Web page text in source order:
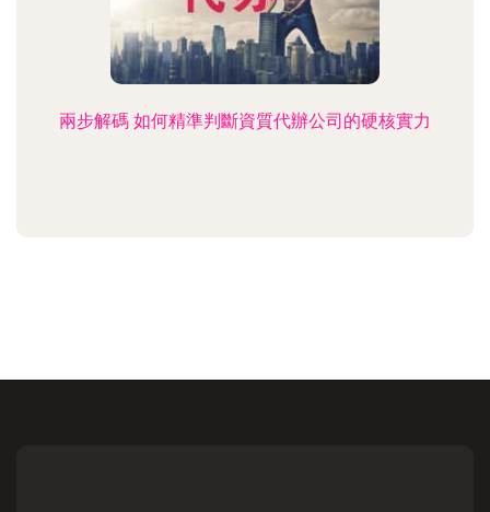
兩步解碼 如何精準判斷資質代辦公司的硬核實力